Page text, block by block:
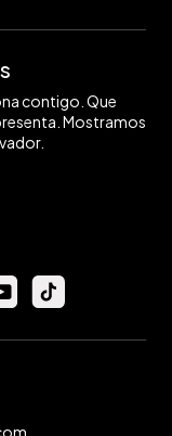
contigo. Que
Mostramos